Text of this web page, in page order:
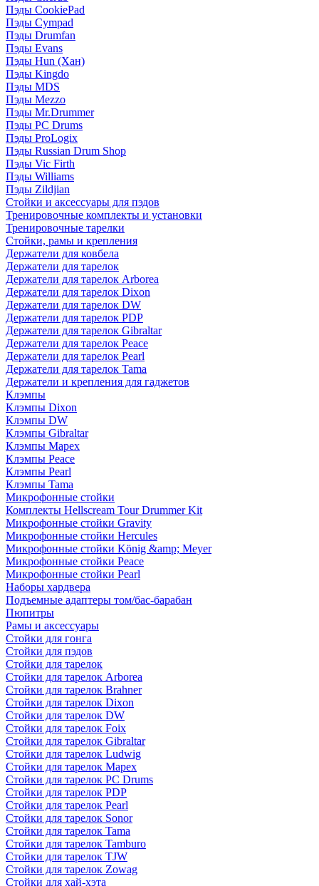
Пэды CookiePad
Пэды Cympad
Пэды Drumfan
Пэды Evans
Пэды Hun (Хан)
Пэды Kingdo
Пэды MDS
Пэды Mezzo
Пэды Mr.Drummer
Пэды PC Drums
Пэды ProLogix
Пэды Russian Drum Shop
Пэды Vic Firth
Пэды Williams
Пэды Zildjian
Стойки и аксессуары для пэдов
Тренировочные комплекты и установки
Тренировочные тарелки
Стойки, рамы и крепления
Держатели для ковбела
Держатели для тарелок
Держатели для тарелок Arborea
Держатели для тарелок Dixon
Держатели для тарелок DW
Держатели для тарелок PDP
Держатели для тарелок Gibraltar
Держатели для тарелок Peace
Держатели для тарелок Pearl
Держатели для тарелок Tama
Держатели и крепления для гаджетов
Клэмпы
Клэмпы Dixon
Клэмпы DW
Клэмпы Gibraltar
Клэмпы Mapex
Клэмпы Peace
Клэмпы Pearl
Клэмпы Tama
Микрофонные стойки
Комплекты Hellscream Tour Drummer Kit
Микрофонные стойки Gravity
Микрофонные стойки Hercules
Микрофонные стойки König &amp; Meyer
Микрофонные стойки Peace
Микрофонные стойки Pearl
Наборы хардвера
Подъемные адаптеры том/бас-барабан
Пюпитры
Рамы и аксессуары
Стойки для гонга
Стойки для пэдов
Стойки для тарелок
Стойки для тарелок Arborea
Стойки для тарелок Brahner
Стойки для тарелок Dixon
Стойки для тарелок DW
Стойки для тарелок Foix
Стойки для тарелок Gibraltar
Стойки для тарелок Ludwig
Стойки для тарелок Mapex
Стойки для тарелок PC Drums
Стойки для тарелок PDP
Стойки для тарелок Pearl
Стойки для тарелок Sonor
Стойки для тарелок Tama
Стойки для тарелок Tamburo
Стойки для тарелок TJW
Стойки для тарелок Zowag
Стойки для хай-хэта